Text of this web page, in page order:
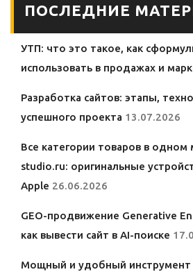
ПОСЛЕДНИЕ
УТП: что это такое, как
использовать в продажах и
Разработка сайтов: этапы,
успешного проекта 13.07.2026
Все категории товаров в одном
studio.ru: оригинальные
Apple 26.06.2026
GEO-продвижение Generative
как вывести сайт в AI-поиске
Мощный и удобный инструмент